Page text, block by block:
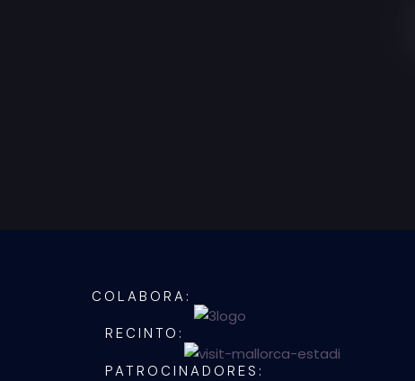
COLABORA:
RECINTO:
PATROCINADORES: